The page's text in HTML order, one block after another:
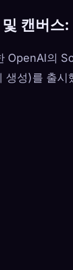
캔버스
OpenAI의
생성)를 출시